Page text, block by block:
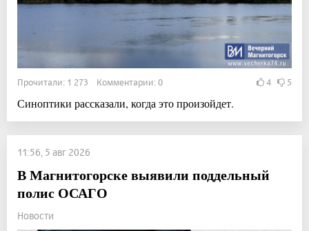
Прочитали: 1 273 Комментарии: 0 4 5
Синоптики рассказали, когда это произойдет.
11:56, 5 авг 2026
В Магнитогорске выявили поддельный
полис ОСАГО
Новости